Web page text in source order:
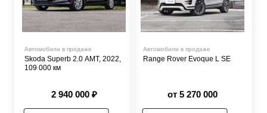
Автомобили в продаже
Skoda Superb 2.0 AMT, 2022,
109 000 км
2 940 000 ₽
Автомобили в продаже
Range Rover Evoque L SE
от 5 270 000